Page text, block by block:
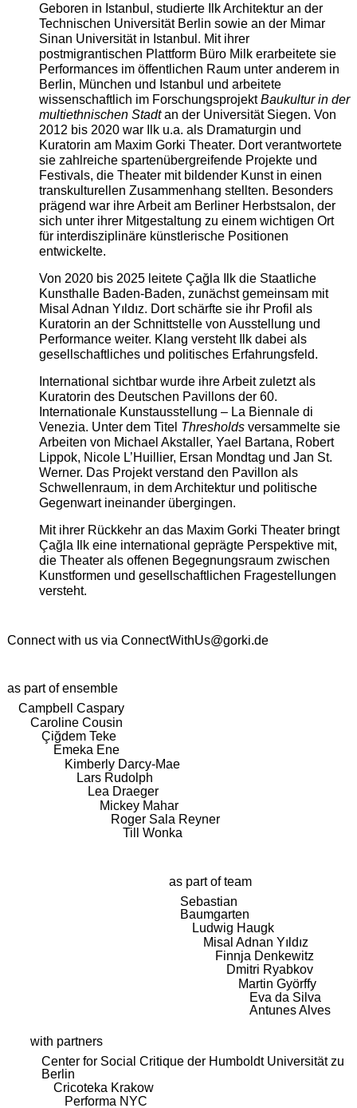
Geboren in Istanbul, studierte Ilk Architektur an der
Technischen Universität Berlin sowie an der Mimar
Sinan Universität in Istanbul. Mit ihrer
postmigrantischen Plattform Büro Milk erarbeitete sie
Performances im öffentlichen Raum unter anderem in
Berlin, München und Istanbul und arbeitete
wissenschaftlich im ForschungsprojektBaukultur in der
multiethnischen Stadtan der Universität Siegen. Von
2012 bis 2020 war Ilk u.a. als Dramaturgin und
Kuratorin am Maxim Gorki Theater. Dort verantwortete
sie zahlreiche spartenübergreifende Projekte und
Festivals, die Theater mit bildender Kunst in einen
transkulturellen Zusammenhang stellten. Besonders
prägend war ihre Arbeit am Berliner Herbstsalon, der
sich unter ihrer Mitgestaltung zu einem wichtigen Ort
für interdisziplinäre künstlerische Positionen
entwickelte.
Von 2020 bis 2025 leitete Çağla Ilk die Staatliche
Kunsthalle Baden-Baden, zunächst gemeinsam mit
Misal Adnan Yıldız. Dort schärfte sie ihr Profil als
Kuratorin an der Schnittstelle von Ausstellung und
Performance weiter. Klang versteht Ilk dabei als
gesellschaftliches und politisches Erfahrungsfeld.
International sichtbar wurde ihre Arbeit zuletzt als
Kuratorin des Deutschen Pavillons der 60.
Internationale Kunstausstellung – La Biennale di
Venezia. Unter dem Titel Thresholdsversammelte sie
Arbeiten von Michael Akstaller, Yael Bartana, Robert
Lippok, Nicole L’Huillier, Ersan Mondtag und Jan St.
Werner. Das Projekt verstand den Pavillon als
Schwellenraum, in dem Architektur und politische
Gegenwart ineinander übergingen.
Mit ihrer Rückkehr an das Maxim Gorki Theater bringt
Çağla Ilk eine international geprägte Perspektive mit,
die Theater als offenen Begegnungsraum zwischen
Kunstformen und gesellschaftlichen Fragestellungen
versteht.
Connect with us via ConnectWithUs@gorki.de
as part of ensemble
Campbell Caspary
Caroline Cousin
Çiğdem Teke
Emeka Ene
Kimberly Darcy-Mae
Lars Rudolph
Lea Draeger
Mickey Mahar
Roger Sala Reyner
Till Wonka
as part of team
Sebastian
Baumgarten
Ludwig Haugk
Misal Adnan Yıldız
Finnja Denkewitz
Dmitri Ryabkov
Martin Györffy
Eva da Silva
Antunes Alves
with partners
Center for Social Critique der Humboldt Universität zu
Berlin
Cricoteka Krakow
Performa NYC